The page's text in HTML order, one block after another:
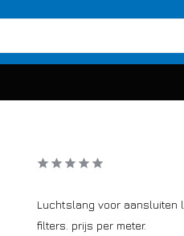
Luchtslang voor aansluiten
filters. prijs per meter.